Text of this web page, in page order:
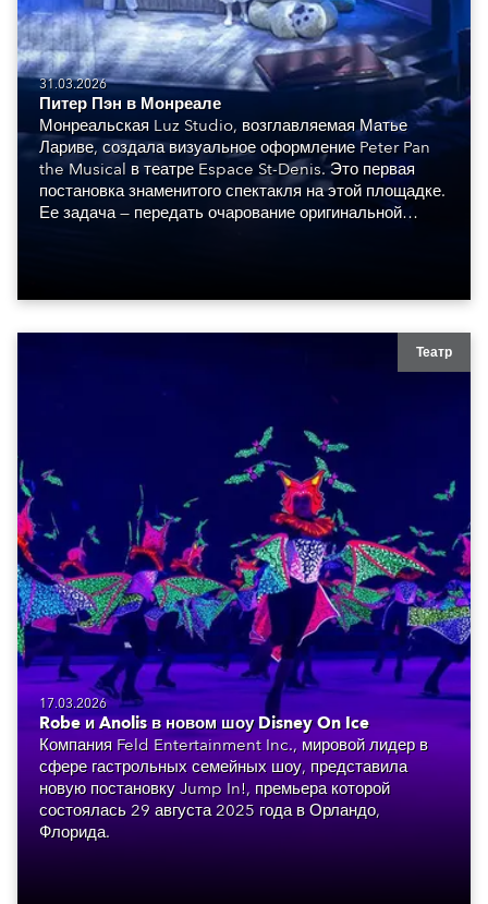
31.03.2026
Питер Пэн в Монреале
Монреальская Luz Studio, возглавляемая Матье
Лариве, создала визуальное оформление Peter Pan
the Musical в театре Espace St-Denis. Это первая
постановка знаменитого спектакля на этой площадке.
Ее задача — передать очарование оригинальной
Театр
17.03.2026
Robe и Anolis в новом шоу Disney On Ice
Компания Feld Entertainment Inc., мировой лидер в
сфере гастрольных семейных шоу, представила
новую постановку Jump In!, премьера которой
состоялась 29 августа 2025 года в Орландо,
Флорида.